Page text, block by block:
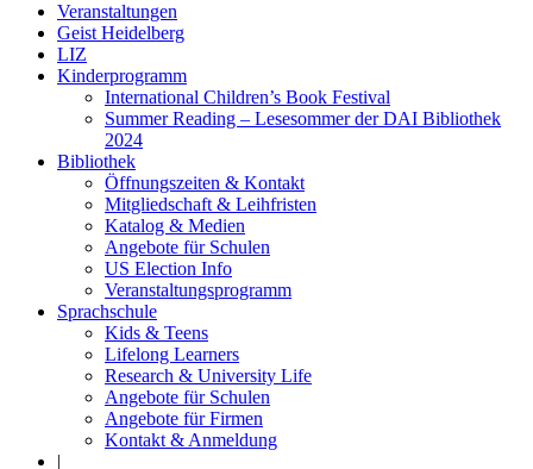
Veranstaltungen
Geist Heidelberg
LIZ
Kinderprogramm
International Children’s Book Festival
Summer Reading – Lesesommer der DAI Bibliothek
2024
Bibliothek
Öffnungszeiten & Kontakt
Mitgliedschaft & Leihfristen
Katalog & Medien
Angebote für Schulen
US Election Info
Veranstaltungsprogramm
Sprachschule
Kids & Teens
Lifelong Learners
Research & University Life
Angebote für Schulen
Angebote für Firmen
Kontakt & Anmeldung
|